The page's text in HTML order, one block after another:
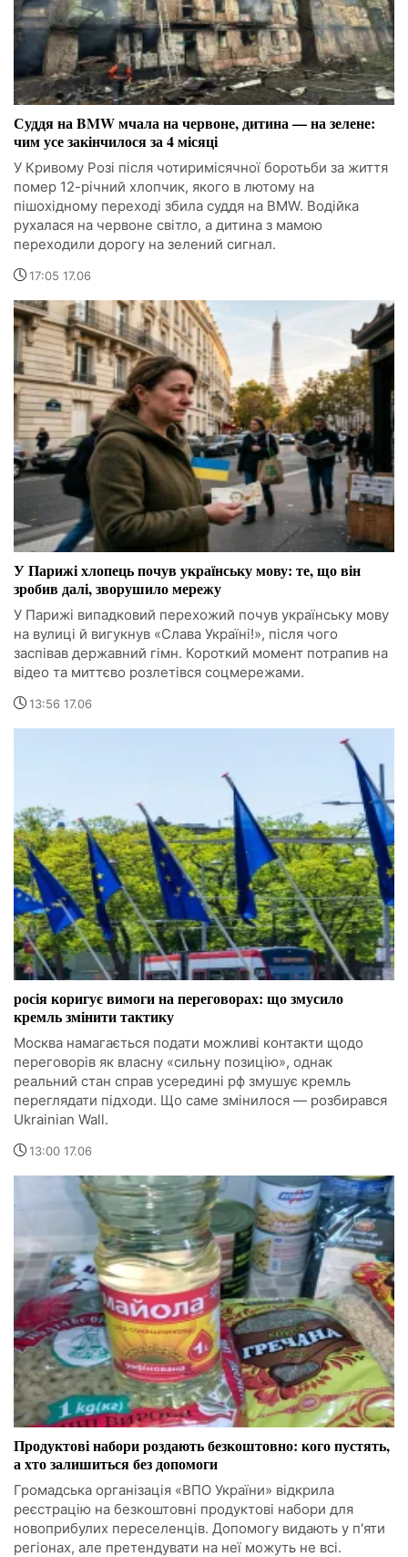
Суддя на BMW мчала на червоне, дитина — на зелене:
чим усе закінчилося за 4 місяці
У Кривому Розі після чотиримісячної боротьби за життя
помер 12-річний хлопчик, якого в лютому на
пішохідному переході збила суддя на BMW. Водійка
рухалася на червоне світло, а дитина з мамою
переходили дорогу на зелений сигнал.
17:05 17.06
У Парижі хлопець почув українську мову: те, що він
зробив далі, зворушило мережу
У Парижі випадковий перехожий почув українську мову
на вулиці й вигукнув «Слава Україні!», після чого
заспівав державний гімн. Короткий момент потрапив на
відео та миттєво розлетівся соцмережами.
13:56 17.06
росія коригує вимоги на переговорах: що змусило
кремль змінити тактику
Москва намагається подати можливі контакти щодо
переговорів як власну «сильну позицію», однак
реальний стан справ усередині рф змушує кремль
переглядати підходи. Що саме змінилося — розбирався
Ukrainian Wall.
13:00 17.06
Продуктові набори роздають безкоштовно: кого пустять,
а хто залишиться без допомоги
Громадська організація «ВПО України» відкрила
реєстрацію на безкоштовні продуктові набори для
новоприбулих переселенців. Допомогу видають у п'яти
регіонах, але претендувати на неї можуть не всі.